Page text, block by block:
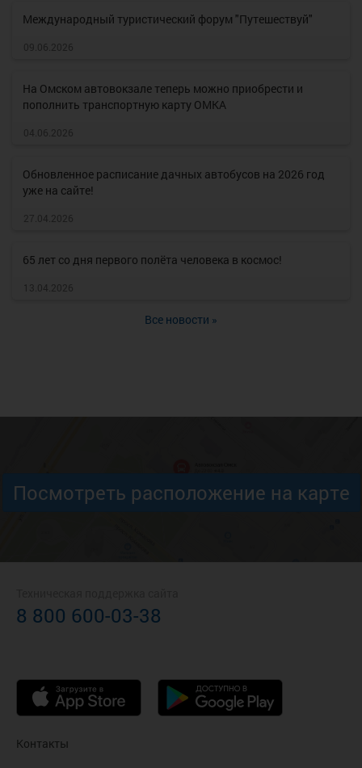
Международный туристический форум "Путешествуй"
09.06.2026
На Омском автовокзале теперь можно приобрести и
пополнить транспортную карту ОМКА
04.06.2026
Обновленное расписание дачных автобусов на 2026 год
уже на сайте!
27.04.2026
65 лет со дня первого полёта человека в космос!
13.04.2026
Все новости »
Посмотреть расположение на карте
Контакты
8 800 600-03-38